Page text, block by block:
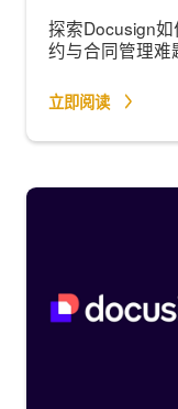
探索Docusign
约与合同管理难
立即阅读